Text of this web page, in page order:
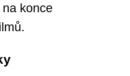
konce